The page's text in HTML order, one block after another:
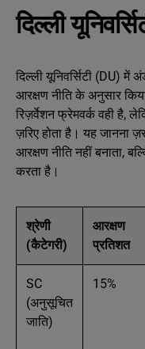
दिल्ली
दिल्ली यूनिवर्सिटी (DU) में
आरक्षण नीति के अनुसार
रिज़र्वेशन फ्रेमवर्क वही है,
ज़रिए होता है। यह जानना
आरक्षण नीति नहीं बनाता,
करता है।
श्रेणी
(कैटेगरी)
आरक्षण
प्रतिशत
SC
(अनुसूचित
जाति)
15%